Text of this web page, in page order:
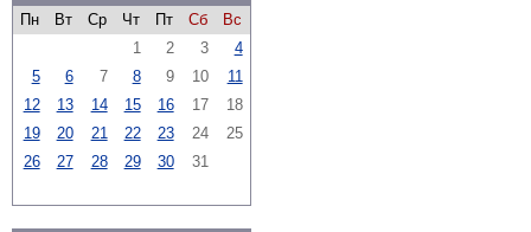
Пн
Вт Ср Чт Пт Сб
Вс
1
2 3
4
5
6 7 8 9 10
11
12
13 14 15 16 17
18
19
20 21 22 23 24
25
26
27 28 29 30 31